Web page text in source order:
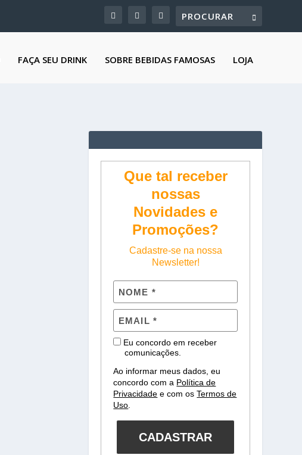
FAÇA SEU DRINK SOBRE BEBIDAS FAMOSAS LOJA
Que tal receber
nossas
Novidades e
Promoções?
Cadastre-se na nossa
Newsletter!
Eu concordo em receber
comunicações.
Ao informar meus dados, eu
concordo com a Política de
Privacidade e com osTermos de
Uso
CADASTRAR